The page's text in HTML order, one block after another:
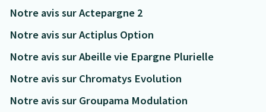
Notre avis sur Actepargne 2
Notre avis sur Actiplus Option
Notre avis sur Abeille vie Epargne Plurielle
Notre avis sur Chromatys Evolution
Notre avis sur Groupama Modulation